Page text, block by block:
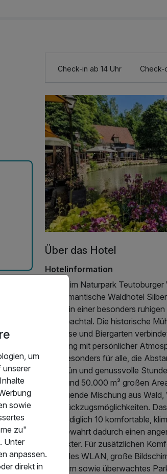
Check-in ab 14 Uhr Check-
Über das Hotel
Hotelinformation
Mitten im Naturpark
das romantische Waldhotel
Gäste in einer besonders
Silberbachtal. Die historische
Terrasse und Biergarten
Erholung mit persönlicher
sich besonders für alle, die
viel Grün und genussvolle
dem rund 50.000 m² großen
wohltuende Mischung aus
und Rückzugsmöglichkeiten.
über lediglich 10 komfortable,
und bewahrt dadurch einen
Charakter. Für zusätzlichen
schnelles WLAN, große
Zimmern sowie überwachtes
um
unserer
sowie
zu"
Unter
anpassen.
direkt in